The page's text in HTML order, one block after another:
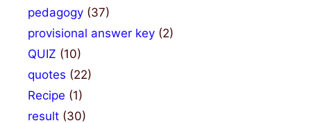
pedagogy (37)
provisional answer key (2)
QUIZ (10)
quotes (22)
Recipe (1)
result (30)